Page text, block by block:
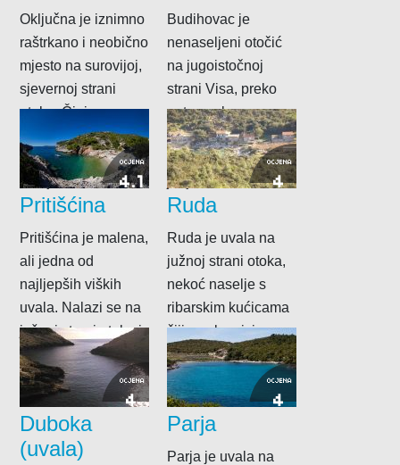
Oključna je iznimno
raštrkano i neobično
mjesto na surovijoj,
sjevernoj strani
otoka. Čini ga
nekoliko
međusobno prilično
udaljenih...
Budihovac je
nenaseljeni otočić
na jugoistočnoj
strani Visa, preko
puta uvale
Bargujac. Nautičari
ga smatraju rajem
jer je...
OCJENA
4.1
Pritišćina
Pritišćina je malena,
ali jedna od
najljepših viških
uvala. Nalazi se na
južnoj strani otoka i
do nje...
OCJENA
4
Ruda
Ruda je uvala na
južnoj strani otoka,
nekoć naselje s
ribarskim kućicama
čiji su vlasnici
stanovali u selima...
OCJENA
4
Duboka
(uvala)
OCJENA
4
Parja
Parja je uvala na